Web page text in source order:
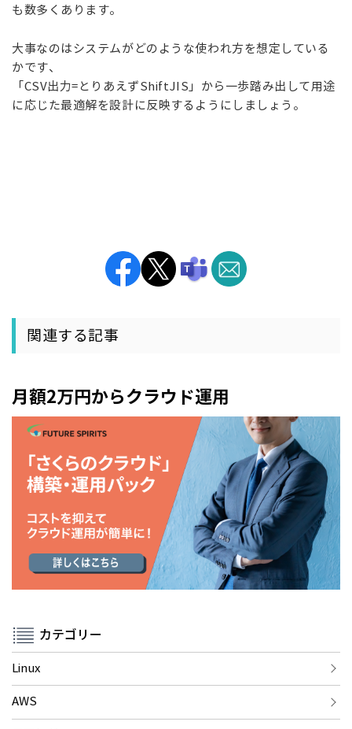
も数多くあります。
大事なのはシステムがどのような使われ方を想定している
かです、
「CSV出力=とりあえずShiftJIS」から一歩踏み出して用途
に応じた最適解を設計に反映するようにしましょう。
関連する記事
月額2万円からクラウド運用
カテゴリー
Linux
AWS